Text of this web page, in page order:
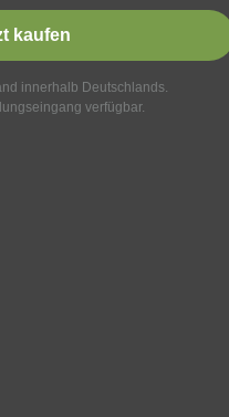
kaufen
innerhalb Deutschlands.
verfügbar.